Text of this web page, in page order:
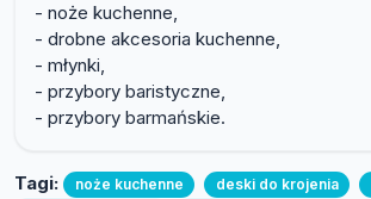
- noże kuchenne,
- drobne akcesoria kuchenne,
- młynki,
- przybory baristyczne,
- przybory barmańskie.
Tagi: noże kuchenne deski do krojenia